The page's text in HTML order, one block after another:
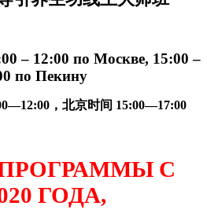
– 12:00 по Москве, 15:00 –
по Пекину
00 ，北京时间 15:00—17:00
С
ГОДА,